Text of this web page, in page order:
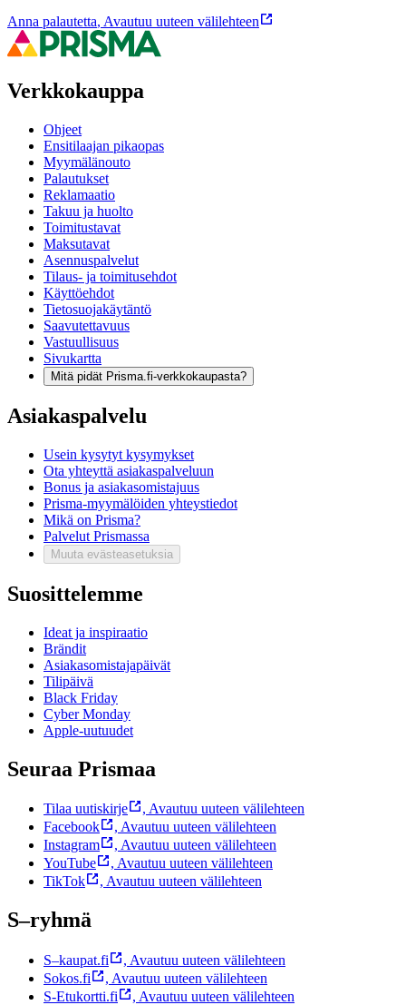
Anna palautetta, Avautuu uuteen välilehteen
Verkkokauppa
Ohjeet
Ensitilaajan pikaopas
Myymälänouto
Palautukset
Reklamaatio
Takuu ja huolto
Toimitustavat
Maksutavat
Asennuspalvelut
Tilaus- ja toimitusehdot
Käyttöehdot
Tietosuojakäytäntö
Saavutettavuus
Vastuullisuus
Sivukartta
Mitä pidät Prisma.fi-verkkokaupasta?
Asiakaspalvelu
Usein kysytyt kysymykset
Ota yhteyttä asiakaspalveluun
Bonus ja asiakasomistajuus
Prisma-myymälöiden yhteystiedot
Mikä on Prisma?
Palvelut Prismassa
Muuta evästeasetuksia
Suosittelemme
Ideat ja inspiraatio
Brändit
Asiakasomistajapäivät
Tilipäivä
Black Friday
Cyber Monday
Apple-uutuudet
Seuraa Prismaa
Tilaa uutiskirje , Avautuu uuteen välilehteen
Facebook
, Avautuu uuteen välilehteen
Instagram
, Avautuu uuteen välilehteen
YouTube
, Avautuu uuteen välilehteen
TikTok
, Avautuu uuteen välilehteen
S–ryhmä
S–kaupat.fi , Avautuu uuteen välilehteen
Sokos.fi
, Avautuu uuteen välilehteen
S-Etukortti.fi
, Avautuu uuteen välilehteen